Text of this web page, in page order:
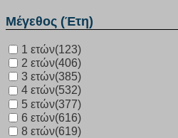
Μέγεθος (Έτη)
1 ετών(123)
2 ετών(406)
3 ετών(385)
4 ετών(532)
5 ετών(377)
6 ετών(616)
8 ετών(619)